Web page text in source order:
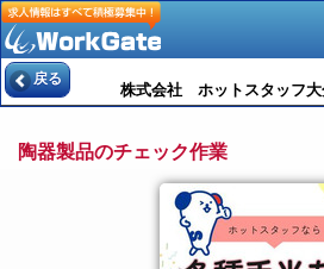
戻る
株式会社 ホットスタッフ大
陶器製品のチェック作業